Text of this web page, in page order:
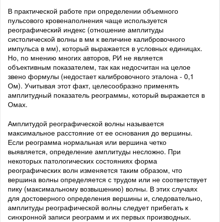
В практической работе при определении объемного
пульсового кровенаполнения чаще используется
реографический индекс (отношение амплитуды
систолической волны в мм к величине калибровочного
импульса в мм), который выражается в условных единицах.
Но, по мнению многих авторов, РИ не является
объективным показателем, так как недосчитан на целое
звено формулы (недостает калибровочного эталона - 0,1
Ом). Учитывая этот факт, целесообразно применять
амплитудный показатель реограммы, который выражается в
Омах.
Амплитудой реографической волны называется
максимальное расстояние от ее основания до вершины.
Если реограмма нормальная или вершина четко
выявляется, определение амплитуды несложно. При
некоторых патологических состояниях форма
реографических волн изменяется таким образом, что
вершина волны определяется с трудом или не соответствует
пику (максимальному возвышению) волны. В этих случаях
для достоверного определения вершины и, следовательно,
амплитуды реографической волны следует прибегать к
синхронной записи реограмм и их первых производных.